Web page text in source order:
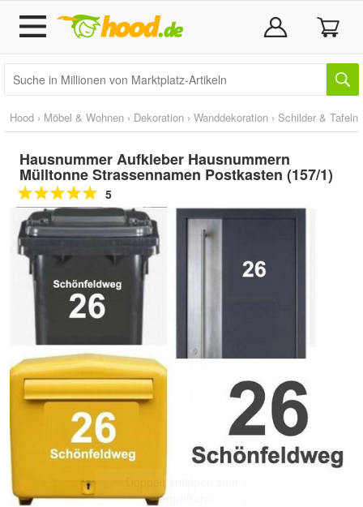
Hood › Möbel & Wohnen › Dekoration › Wanddekoration › Schilder & Tafeln
Hausnummer Aufkleber Hausnummern
Mülltonne Strassennamen Postkasten (157/1)
5
Doppelt antippen zum
vergrößern